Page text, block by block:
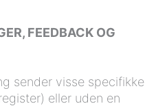
FEEDBACK OG
sender visse specifikke
eller uden en